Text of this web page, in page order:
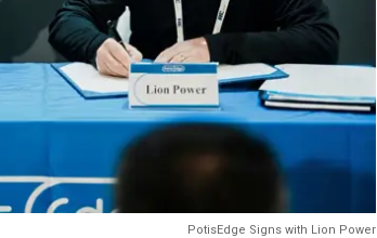
PotisEdge Signs with Lion Power